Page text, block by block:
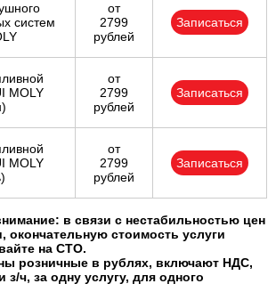
систем
от
2799
рублей
Записаться
MOLY
от
2799
рублей
Записаться
MOLY
от
2799
рублей
Записаться
в связи с нестабильностью цен
окончательную стоимость услуги
на СТО.
розничные в рублях, включают НДС,
з/ч, за одну услугу, для одного